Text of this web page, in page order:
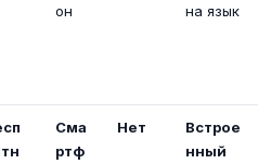
он
на язык
Сма
ртф
Нет
Встрое
нный